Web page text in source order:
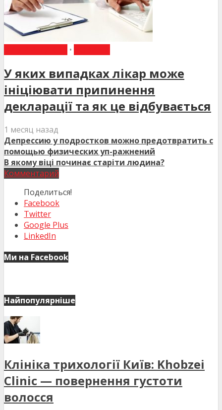
•
У яких випадках лікар може
ініціювати припинення
декларації та як це відбувається
1 месяц назад
Депрессию у подростков можно предотвратить с
помощью физических уп-ражнений
В якому віці починає старіти людина?
Комментарий
Поделиться!
Facebook
Twitter
Google Plus
LinkedIn
Ми на Facebook
Найпопулярніше
Клініка трихології Київ: Khobzei
Clinic — повернення густоти
волосся